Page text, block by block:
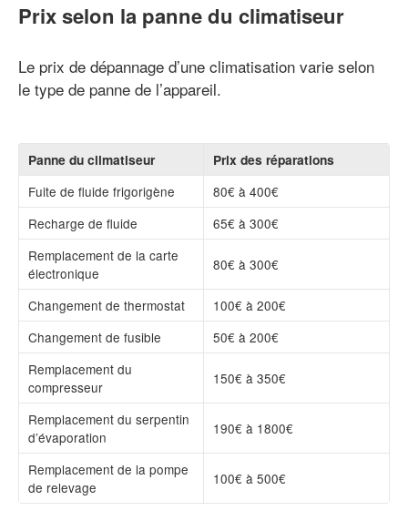
Prix selon la panne du climatiseur
Le prix de dépannage d’une climatisation varie selon
le type de panne de l’appareil.
Panne du climatiseur
Prix des réparations
Fuite de fluide frigorigène
80€ à 400€
Recharge de fluide
65€ à 300€
Remplacement de la carte
électronique
80€ à 300€
Changement de thermostat
100€ à 200€
Changement de fusible
50€ à 200€
Remplacement du
compresseur
150€ à 350€
Remplacement du serpentin
d’évaporation
190€ à 1800€
Remplacement de la pompe
de relevage
100€ à 500€